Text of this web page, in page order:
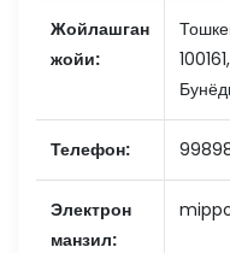
Жойлашган
жойи:
Телефон:
Электрон
манзил: